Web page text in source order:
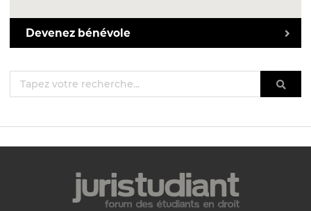
Devenez bénévole